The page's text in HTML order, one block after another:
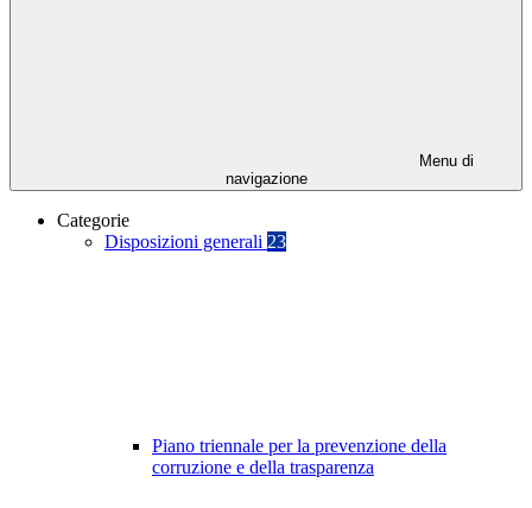
Menu di
navigazione
Categorie
Disposizioni generali 23
Piano triennale per la prevenzione della
corruzione e della trasparenza